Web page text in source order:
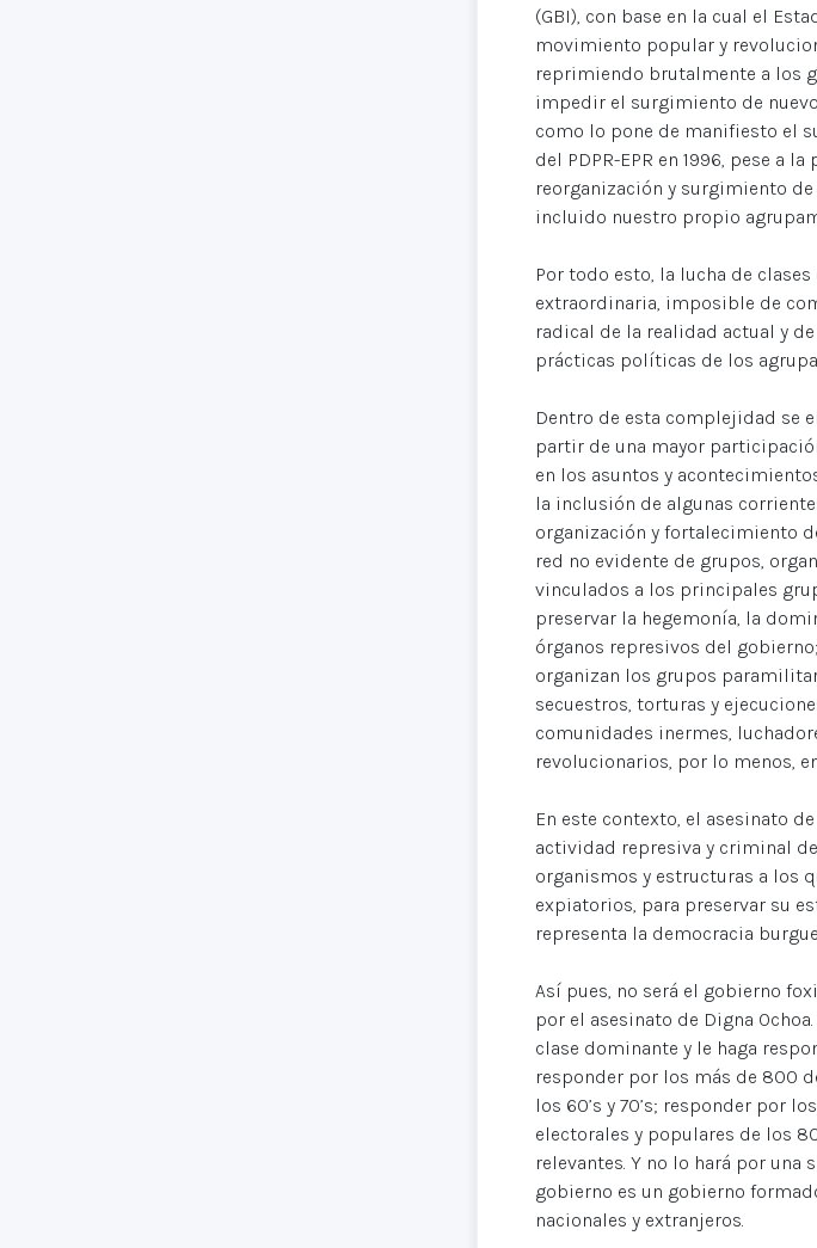
(GBI), con base en la cual el
movimiento popular y
reprimiendo brutalmente a los
impedir el surgimiento de
como lo pone de manifiesto el
del PDPR-EPR en 1996, pese a
reorganización y surgimiento de
incluido nuestro propio
Por todo esto, la lucha de
extraordinaria, imposible de
radical de la realidad actual y
prácticas políticas de los
Dentro de esta complejidad se
partir de una mayor
en los asuntos y
la inclusión de algunas
organización y fortalecimiento
red no evidente de grupos,
vinculados a los principales
preservar la hegemonía, la
órganos represivos del
organizan los grupos
secuestros, torturas y
comunidades inermes,
revolucionarios, por lo menos,
En este contexto, el asesinato
actividad represiva y criminal
organismos y estructuras a los
expiatorios, para preservar su
representa la democracia
Así pues, no será el gobierno
por el asesinato de Digna
clase dominante y le haga
responder por los más de 800
los 60’s y 70’s; responder por
electorales y populares de los
relevantes. Y no lo hará por
gobierno es un gobierno
nacionales y extranjeros.